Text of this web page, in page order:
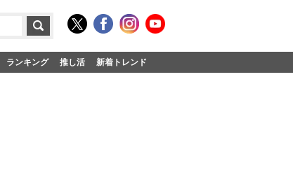
ランキング 推し活 新着トレンド